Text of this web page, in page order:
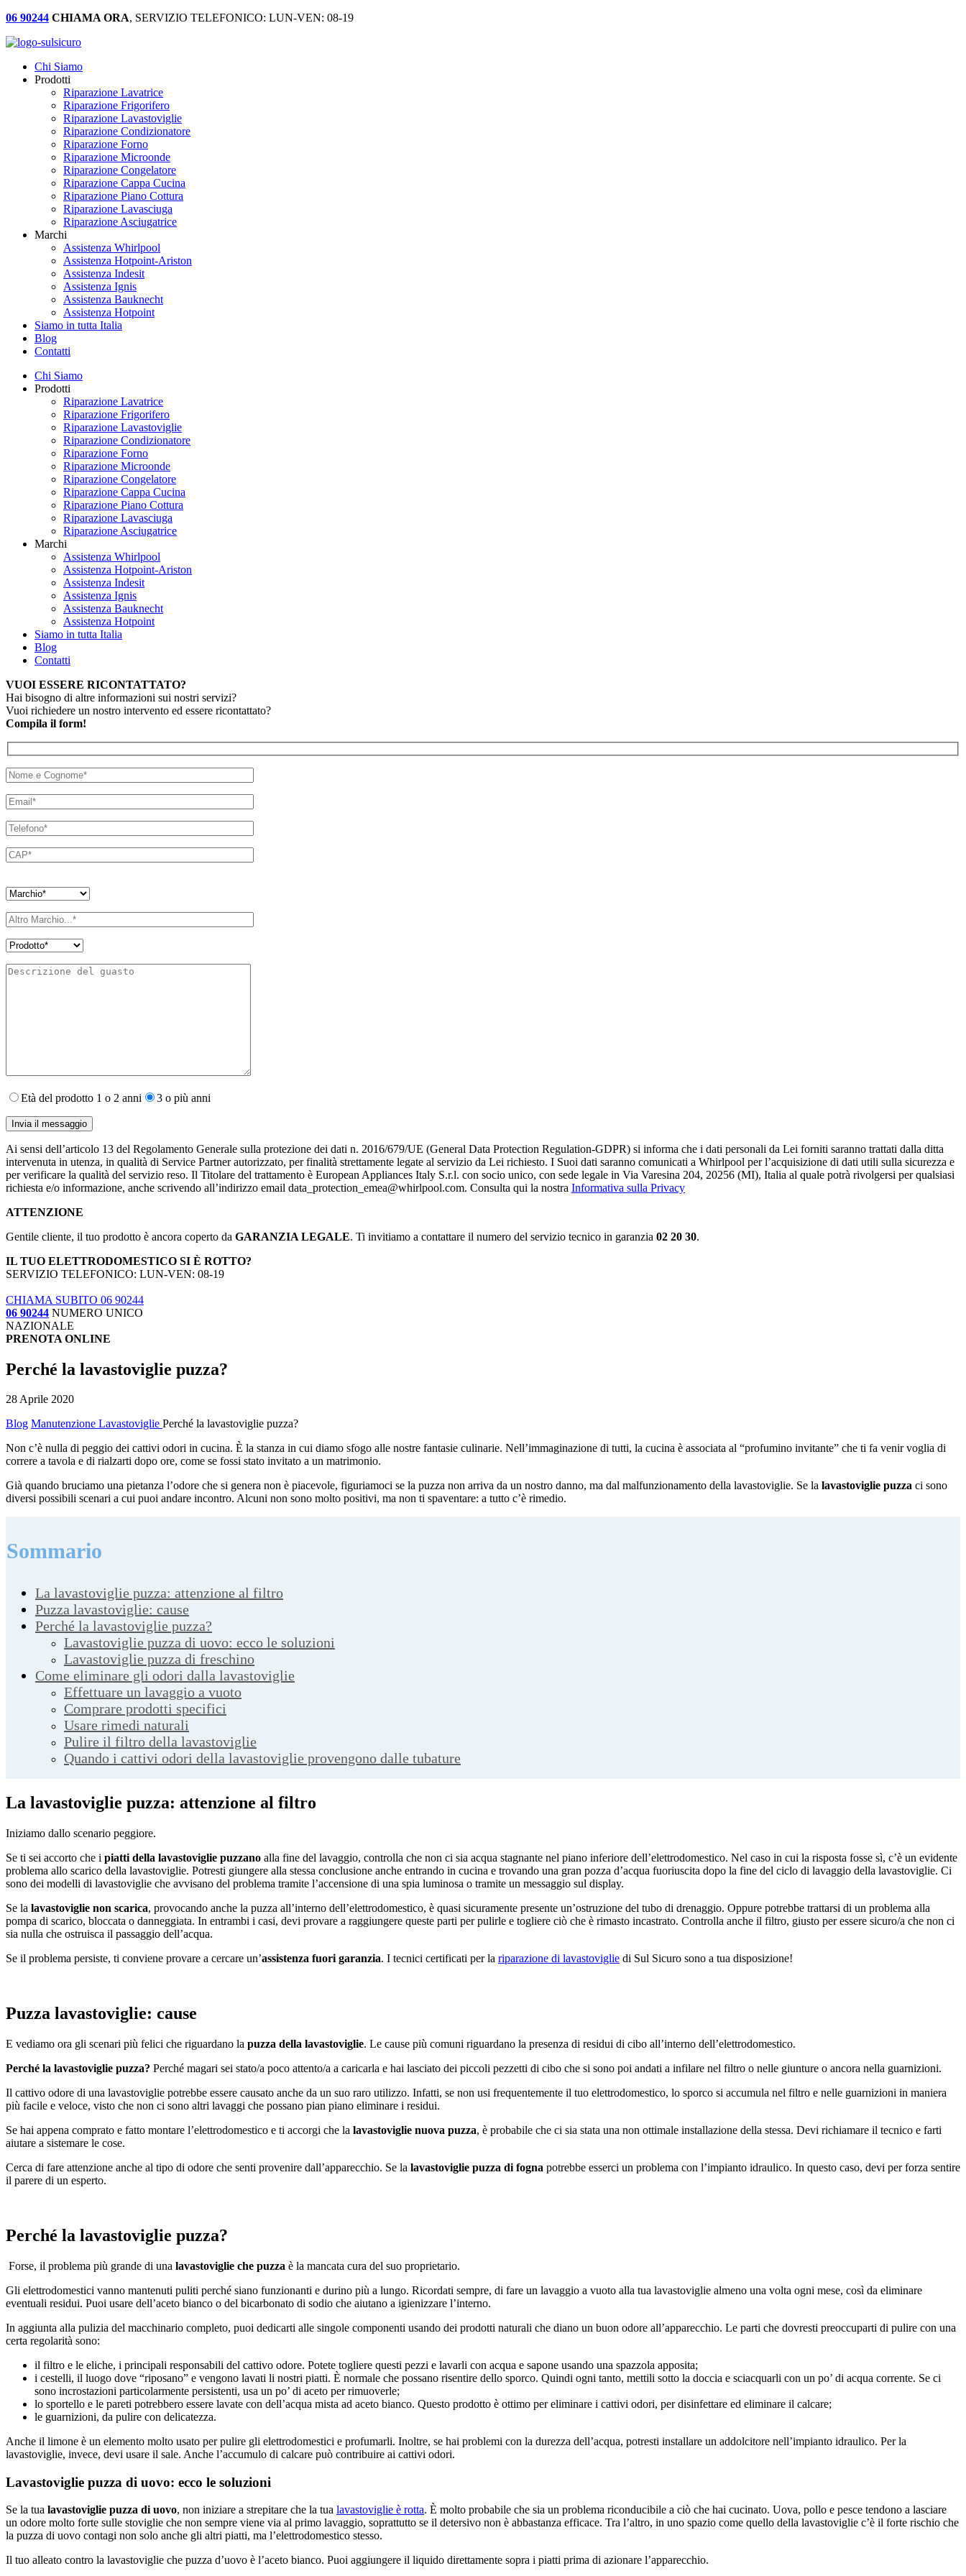
06 90244 CHIAMA ORA, SERVIZIO TELEFONICO: LUN-VEN: 08-19
Chi Siamo
Prodotti
Riparazione Lavatrice
Riparazione Frigorifero
Riparazione Lavastoviglie
Riparazione Condizionatore
Riparazione Forno
Riparazione Microonde
Riparazione Congelatore
Riparazione Cappa Cucina
Riparazione Piano Cottura
Riparazione Lavasciuga
Riparazione Asciugatrice
Marchi
Assistenza Whirlpool
Assistenza Hotpoint-Ariston
Assistenza Indesit
Assistenza Ignis
Assistenza Bauknecht
Assistenza Hotpoint
Siamo in tutta Italia
Blog
Contatti
Chi Siamo
Prodotti
Riparazione Lavatrice
Riparazione Frigorifero
Riparazione Lavastoviglie
Riparazione Condizionatore
Riparazione Forno
Riparazione Microonde
Riparazione Congelatore
Riparazione Cappa Cucina
Riparazione Piano Cottura
Riparazione Lavasciuga
Riparazione Asciugatrice
Marchi
Assistenza Whirlpool
Assistenza Hotpoint-Ariston
Assistenza Indesit
Assistenza Ignis
Assistenza Bauknecht
Assistenza Hotpoint
Siamo in tutta Italia
Blog
Contatti
VUOI ESSERE RICONTATTATO?
Hai bisogno di altre informazioni sui nostri servizi?
Vuoi richiedere un nostro intervento ed essere ricontattato?
Compila il form!
Età del prodotto 1 o 2 anni 3 o più anni
Ai sensi dell’articolo 13 del Regolamento Generale sulla protezione dei dati n. 2016/679/UE (General Data Protection Regulation-GDPR) si informa che i dati personali da Lei forniti saranno​ trattati dalla ditta
intervenuta in utenza,​ in qualità di Service Partner autorizzato, per finalità strettamente legate al servizio da Lei richiesto. I S​uoi dati saranno comunicati a Whirlpool per l’acquisizione di dati utili sulla sicurezza e
per verificare la qualità del servizio reso. Il Titolare del trattamento è European Appliances Italy S.r.l. con socio unico, con sede legale in Via Varesina 204, 20256 (MI), Italia al quale potrà rivolgersi per qualsiasi
richiesta e/o informazione, anche scrivendo all’indirizzo email data_protection_emea@whirlpool.com. Consulta qui la nostra Informativa sulla Privacy
ATTENZIONE
Gentile cliente, il tuo prodotto è ancora coperto da GARANZIA LEGALE. Ti invitiamo a contattare il numero del servizio tecnico in garanzia 02 20 30.
IL TUO ELETTRODOMESTICO SI È ROTTO?
SERVIZIO TELEFONICO: LUN-VEN: 08-19
CHIAMA SUBITO 06 90244
06 90244 NUMERO UNICO
NAZIONALE
PRENOTA ONLINE
Perché la lavastoviglie puzza?
28 Aprile 2020
Blog Manutenzione Lavastoviglie Perché la lavastoviglie puzza?
Non c’è nulla di peggio dei cattivi odori in cucina. È la stanza in cui diamo sfogo alle nostre fantasie culinarie. Nell’immaginazione di tutti, la cucina è associata al “profumino invitante” che ti fa venir voglia di
correre a tavola e di rialzarti dopo ore, come se fossi stato invitato a un matrimonio.
Già quando bruciamo una pietanza l’odore che si genera non è piacevole, figuriamoci se la puzza non arriva da un nostro danno, ma dal malfunzionamento della lavastoviglie. Se la lavastoviglie puzza ci sono
diversi possibili scenari a cui puoi andare incontro. Alcuni non sono molto positivi, ma non ti spaventare: a tutto c’è rimedio.
Sommario
La lavastoviglie puzza: attenzione al filtro
Puzza lavastoviglie: cause
Perché la lavastoviglie puzza?
Lavastoviglie puzza di uovo: ecco le soluzioni
Lavastoviglie puzza di freschino
Come eliminare gli odori dalla lavastoviglie
Effettuare un lavaggio a vuoto
Comprare prodotti specifici
Usare rimedi naturali
Pulire il filtro della lavastoviglie
Quando i cattivi odori della lavastoviglie provengono dalle tubature
La lavastoviglie puzza: attenzione al filtro
Iniziamo dallo scenario peggiore.
Se ti sei accorto che i piatti della lavastoviglie puzzano alla fine del lavaggio, controlla che non ci sia acqua stagnante nel piano inferiore dell’elettrodomestico. Nel caso in cui la risposta fosse sì, c’è un evidente
problema allo scarico della lavastoviglie. Potresti giungere alla stessa conclusione anche entrando in cucina e trovando una gran pozza d’acqua fuoriuscita dopo la fine del ciclo di lavaggio della lavastoviglie. Ci
sono dei modelli di lavastoviglie che avvisano del problema tramite l’accensione di una spia luminosa o tramite un messaggio sul display.
Se la lavastoviglie non scarica, provocando anche la puzza all’interno dell’elettrodomestico, è quasi sicuramente presente un’ostruzione del tubo di drenaggio. Oppure potrebbe trattarsi di un problema alla
pompa di scarico, bloccata o danneggiata. In entrambi i casi, devi provare a raggiungere queste parti per pulirle e togliere ciò che è rimasto incastrato. Controlla anche il filtro, giusto per essere sicuro/a che non ci
sia nulla che ostruisca il passaggio dell’acqua.
Se il problema persiste, ti conviene provare a cercare un’assistenza fuori garanzia. I tecnici certificati per la riparazione di lavastoviglie di Sul Sicuro sono a tua disposizione!
Puzza lavastoviglie: cause
E vediamo ora gli scenari più felici che riguardano la puzza della lavastoviglie. Le cause più comuni riguardano la presenza di residui di cibo all’interno dell’elettrodomestico.
Perché la lavastoviglie puzza? Perché magari sei stato/a poco attento/a a caricarla e hai lasciato dei piccoli pezzetti di cibo che si sono poi andati a infilare nel filtro o nelle giunture o ancora nella guarnizioni.
Il cattivo odore di una lavastoviglie potrebbe essere causato anche da un suo raro utilizzo. Infatti, se non usi frequentemente il tuo elettrodomestico, lo sporco si accumula nel filtro e nelle guarnizioni in maniera
più facile e veloce, visto che non ci sono altri lavaggi che possano pian piano eliminare i residui.
Se hai appena comprato e fatto montare l’elettrodomestico e ti accorgi che la lavastoviglie nuova puzza, è probabile che ci sia stata una non ottimale installazione della stessa. Devi richiamare il tecnico e farti
aiutare a sistemare le cose.
Cerca di fare attenzione anche al tipo di odore che senti provenire dall’apparecchio. Se la lavastoviglie puzza di fogna potrebbe esserci un problema con l’impianto idraulico. In questo caso, devi per forza sentire
il parere di un esperto.
Perché la lavastoviglie puzza?
Forse, il problema più grande di una lavastoviglie che puzza è la mancata cura del suo proprietario.
Gli elettrodomestici vanno mantenuti puliti perché siano funzionanti e durino più a lungo. Ricordati sempre, di fare un lavaggio a vuoto alla tua lavastoviglie almeno una volta ogni mese, così da eliminare
eventuali residui. Puoi usare dell’aceto bianco o del bicarbonato di sodio che aiutano a igienizzare l’interno.
In aggiunta alla pulizia del macchinario completo, puoi dedicarti alle singole componenti usando dei prodotti naturali che diano un buon odore all’apparecchio. Le parti che dovresti preoccuparti di pulire con una
certa regolarità sono:
il filtro e le eliche, i principali responsabili del cattivo odore. Potete togliere questi pezzi e lavarli con acqua e sapone usando una spazzola apposita;
i cestelli, il luogo dove “riposano” e vengono lavati li nostri piatti. È normale che possano risentire dello sporco. Quindi ogni tanto, mettili sotto la doccia e sciacquarli con un po’ di acqua corrente. Se ci
sono incrostazioni particolarmente persistenti, usa un po’ di aceto per rimuoverle;
lo sportello e le pareti potrebbero essere lavate con dell’acqua mista ad aceto bianco. Questo prodotto è ottimo per eliminare i cattivi odori, per disinfettare ed eliminare il calcare;
le guarnizioni, da pulire con delicatezza.
Anche il limone è un elemento molto usato per pulire gli elettrodomestici e profumarli. Inoltre, se hai problemi con la durezza dell’acqua, potresti installare un addolcitore nell’impianto idraulico. Per la
lavastoviglie, invece, devi usare il sale. Anche l’accumulo di calcare può contribuire ai cattivi odori.
Lavastoviglie puzza di uovo: ecco le soluzioni
Se la tua lavastoviglie puzza di uovo, non iniziare a strepitare che la tua lavastoviglie è rotta. È molto probabile che sia un problema riconducibile a ciò che hai cucinato. Uova, pollo e pesce tendono a lasciare
un odore molto forte sulle stoviglie che non sempre viene via al primo lavaggio, soprattutto se il detersivo non è abbastanza efficace. Tra l’altro, in uno spazio come quello della lavastoviglie c’è il forte rischio che
la puzza di uovo contagi non solo anche gli altri piatti, ma l’elettrodomestico stesso.
Il tuo alleato contro la lavastoviglie che puzza d’uovo è l’aceto bianco. Puoi aggiungere il liquido direttamente sopra i piatti prima di azionare l’apparecchio.